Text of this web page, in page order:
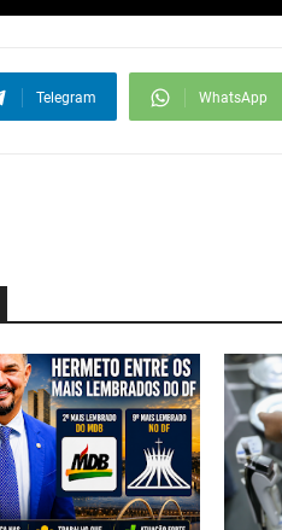
Telegram WhatsApp